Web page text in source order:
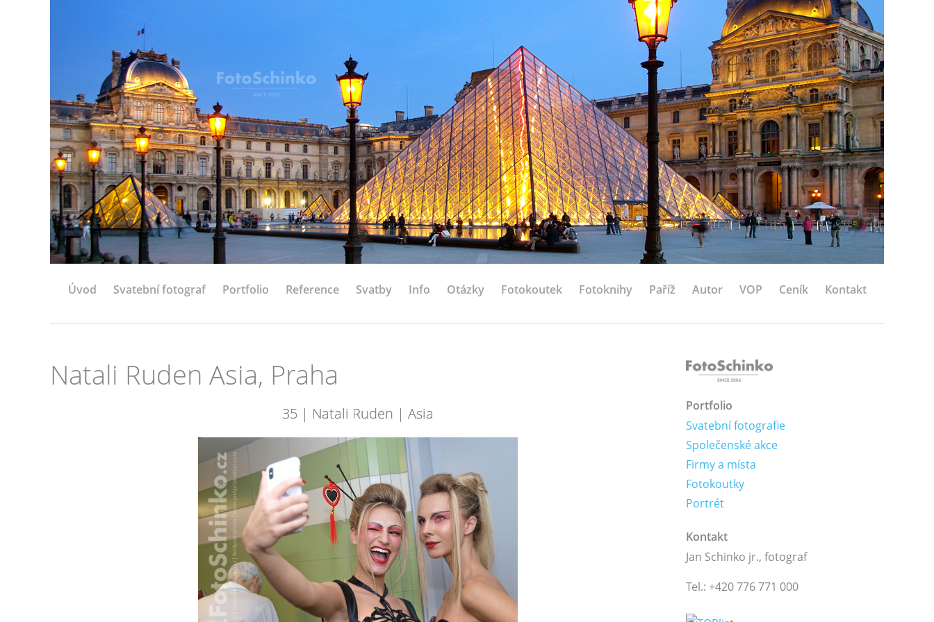
Úvod Svatební fotograf Portfolio Reference Svatby Info Otázky Fotokoutek Fotoknihy Paříž Autor VOP Ceník Kontakt
Natali Ruden Asia, Praha
35 | Natali Ruden | Asia
Portfolio
Svatební fotografie
Společenské akce
Firmy a místa
Fotokoutky
Portrét
Kontakt
Jan Schinko jr., fotograf
Tel.: +420 776 771 000